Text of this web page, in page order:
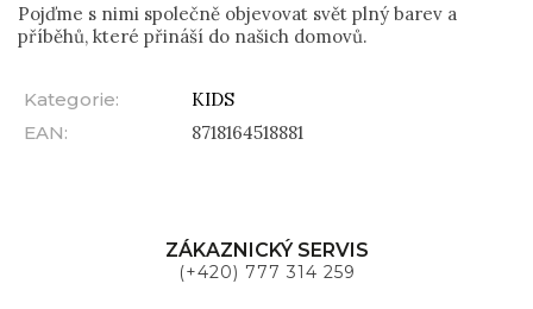
Pojďme s nimi společně objevovat svět plný barev a
příběhů, které přináší do našich domovů.
Kategorie:
KIDS
EAN: 8718164518881
ZÁKAZNICKÝ SERVIS
(+420) 777 314 259